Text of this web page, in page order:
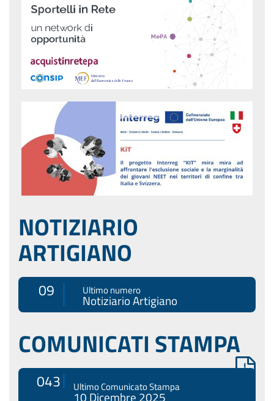
NOTIZIARIO
ARTIGIANO
09 Ultimo numero
Notiziario Artigiano
COMUNICATI STAMPA
043 Ultimo Comunicato Stampa
10 Dicembre 2025